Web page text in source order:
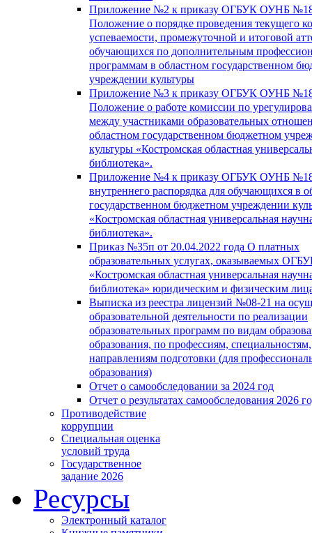
Приложение №2 к приказу ОГБУК ОУНБ
Положение о порядке проведения текущего
успеваемости, промежуточной и итоговой
обучающихся по дополнительным
программам в областном государственном
учреждении культуры
Приложение №3 к приказу ОГБУК ОУНБ
Положение о работе комиссии по
между участниками образовательных
областном государственном бюджетном
культуры «Костромская областная
библиотека».
Приложение №4 к приказу ОГБУК ОУНБ
внутреннего распорядка для обучающихся в
государственном бюджетном учреждении
«Костромская областная универсальная
библиотека».
Приказ №35п от 20.04.2022 года О платных
образовательных услугах, оказываемых
«Костромская областная универсальная
библиотека» юридическим и физическим
Выписка из реестра лицензий №08-21 на
образовательной деятельности по реализации
образовательных программ по видам
образования, по профессиям, специальностям,
направлениям подготовки (для
образования)
Отчет о самообследовании за 2024 год
Отчет о результатах самообследования 2026
Противодействие
коррупции
Специальная оценка
условий труда
Государственное
задание 2026
Ресурсы
Электронный каталог